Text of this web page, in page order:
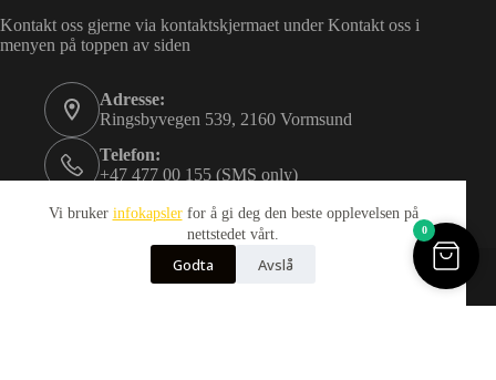
Vi bruker infokapslerfor å gi deg den beste opplevelsen på
nettstedet vårt.
Godta Avslå
Kontakt oss gjerne via kontaktskjermaet under Kontakt oss i
menyen på toppen av siden
Adresse:
Ringsbyvegen 539, 2160 Vormsund
Telefon:
+47 477 00 155 (SMS only)
Email:
kundeservice@idance.life
0